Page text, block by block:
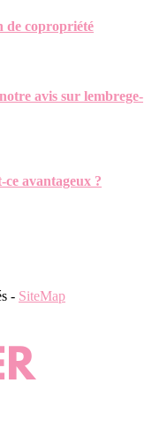
de copropriété
avis sur lembrege-
avantageux ?
- SiteMap